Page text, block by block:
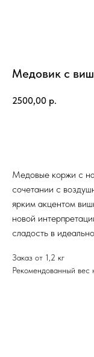
Медовик с
2500,00 р.
Медовые коржи с
сочетании с
ярким акцентом
новой
сладость в
Заказ от 1,2 кг
Рекомендованный вес